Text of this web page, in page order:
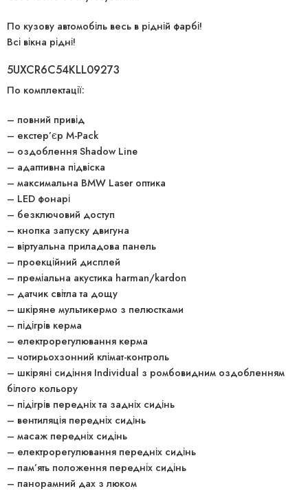
По кузову автомобіль весь в рідній фарбі!
Всі вікна рідні!
5UXCR6C54KLL09273
По комплектації:
– повний привід
– екстер’єр M-Pack
– оздоблення Shadow Line
– адаптивна підвіска
– максимальна BMW Laser оптика
– LED фонарі
– безключовий доступ
– кнопка запуску двигуна
– віртуальна приладова панель
– проекційний дисплей
– преміальна акустика harman/kardon
– датчик світла та дощу
– шкіряне мультикермо з пелюстками
– підігрів керма
– електрорегулювання керма
– чотирьохзонний клімат-контроль
– шкіряні сидіння Individual з ромбовидним оздобленням
білого кольору
– підігрів передніх та задніх сидінь
– вентиляція передніх сидінь
– масаж передніх сидінь
– електрорегулювання передніх сидінь
– пам’ять положення передніх сидінь
– панорамний дах з люком